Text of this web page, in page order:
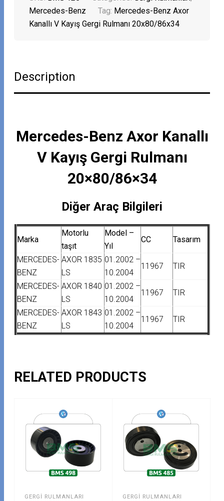
Mercedes-Benz
Tag: Mercedes-Benz Axor
Kanallı V Kayış Gergi Rulmanı 20x80/86x34
Description
Mercedes-Benz Axor Kanallı
V Kayış Gergi Rulmanı
20×80/86×34
Diğer Araç Bilgileri
Marka
Motorlu
taşıt
Model –
Yıl
CC Tasarım
MERCEDES-
BENZ
AXOR 1835
LS
01.2002 –
10.2004
11967 TIR
MERCEDES-
BENZ
AXOR 1840
LS
01.2002 –
10.2004
11967 TIR
MERCEDES-
BENZ
AXOR 1843
LS
01.2002 –
10.2004
11967 TIR
RELATED PRODUCTS
GERGI RULMANLARI GERGI RULMANLARI